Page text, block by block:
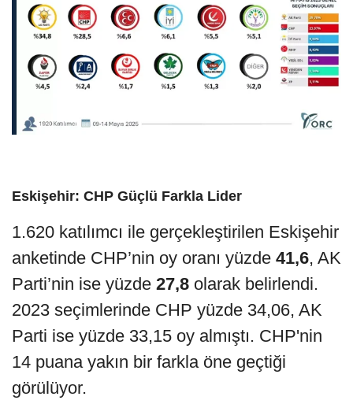
Eskişehir: CHP Güçlü Farkla Lider
1.620 katılımcı ile gerçekleştirilen Eskişehir
anketinde CHP’nin oy oranı yüzde 41,6, AK
Parti’nin ise yüzde 27,8 olarak belirlendi.
2023 seçimlerinde CHP yüzde 34,06, AK
Parti ise yüzde 33,15 oy almıştı. CHP'nin
14 puana yakın bir farkla öne geçtiği
görülüyor.